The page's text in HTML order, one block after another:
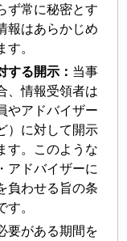
ず常に秘密とす
報はあらかじめ
。
する開示： 当事
、情報受領者は
やアドバイザー
）に対して開示
す。このような
アドバイザーに
負わせる旨の条
。
要がある期間を